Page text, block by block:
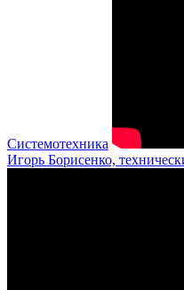
Системотехника
Игорь Борисенко,